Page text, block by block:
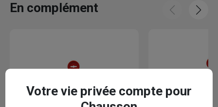
En complément
Votre vie privée compte pour